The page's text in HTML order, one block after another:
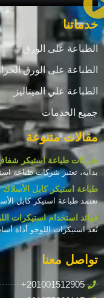
خدماتنا
الطباعة على الورق
الطباعة على الورق
الطباعة علي الميتاليز
جميع الخدمات
مقالات متنوعة
شركات طباعة استيكر
بداية، تعتبر شركات طباعة
طباعة استيكر كابل الأسلاك
تعتمد طباعة استيكر كابل
فوائد استخدام استيكرات
تُعد استيكرات اللوجو أداة
تواصل معنا
+201001512905